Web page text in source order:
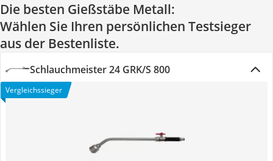
Die besten Gießstäbe Metall:
Wählen Sie Ihren persönlichen Testsieger
aus der Bestenliste.
Schlauchmeister 24 GRK/S 800
Vergleichssieger